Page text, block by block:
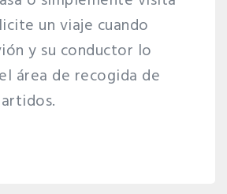
un viaje cuando
y su conductor lo
área de recogida de